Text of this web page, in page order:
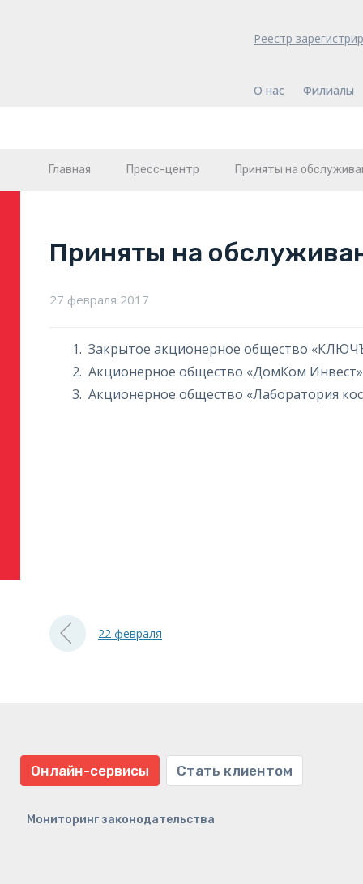
Реестр
О нас Филиалы
Главная Пресс-центр Приняты на
Приняты на
27 февраля 2017
Закрытое акционерное общество
Акционерное общество «ДомКом Инвест»
Акционерное общество «Лаборатория
22 февраля
Онлайн-сервисы Стать клиентом
Мониторинг законодательства